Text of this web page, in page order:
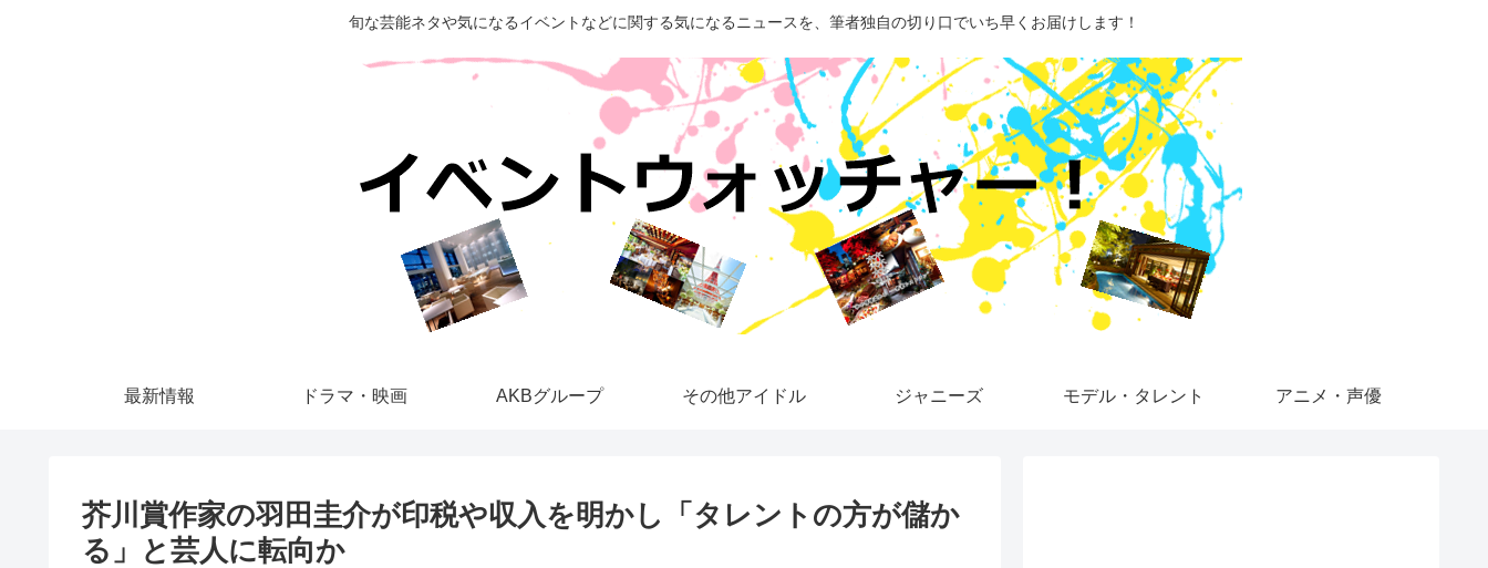
旬な芸能ネタや気になるイベントなどに関する気になるニュースを、筆者独自の切り口でいち早くお届けします！
最新情報 ドラマ・映画 AKBグループ その他アイドル ジャニーズ モデル・タレント アニメ・声優
芥川賞作家の羽田圭介が印税や収入を明かし「タレントの方が儲か
る」と芸人に転向か